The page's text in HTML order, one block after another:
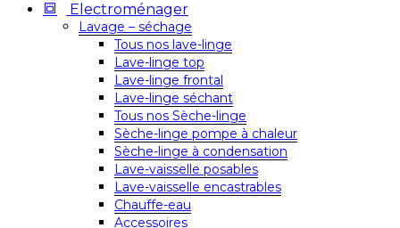
Electroménager
Lavage – séchage
Tous nos lave-linge
Lave-linge top
Lave-linge frontal
Lave-linge séchant
Tous nos Sèche-linge
Sèche-linge pompe à chaleur
Sèche-linge à condensation
Lave-vaisselle posables
Lave-vaisselle encastrables
Chauffe-eau
Accessoires